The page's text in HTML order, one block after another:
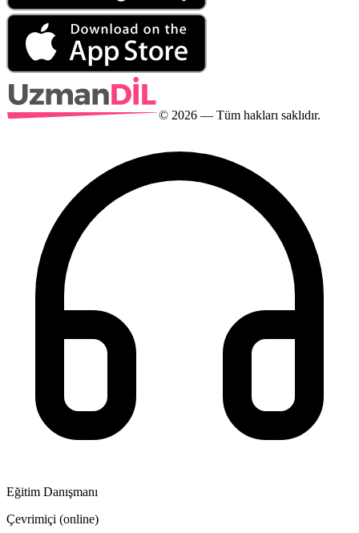
© 2026 — Tüm hakları saklıdır.
Eğitim Danışmanı
Çevrimiçi (online)